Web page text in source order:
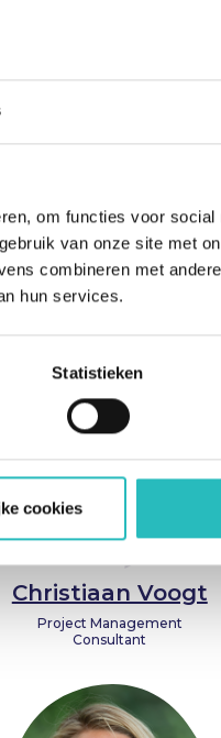
om functies voor social
van onze site met
combineren met
hun services.
Statistieken
cookies
Bas Schreuder
Ondernemer & Consultant
Christiaan Voogt
Project Management
Consultant